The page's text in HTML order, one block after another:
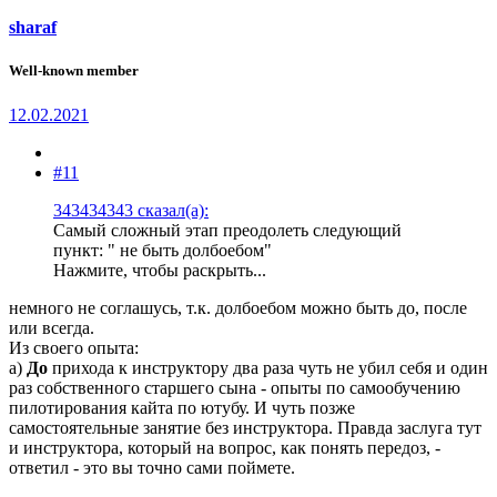
sharaf
Well-known member
12.02.2021
#11
343434343 сказал(а):
Самый сложный этап преодолеть следующий
пункт: " не быть долбоебом"
Нажмите, чтобы раскрыть...
немного не соглашусь, т.к. долбоебом можно быть до, после
или всегда.
Из своего опыта:
а) До прихода к инструктору два раза чуть не убил себя и один
раз собственного старшего сына - опыты по самообучению
пилотирования кайта по ютубу. И чуть позже
самостоятельные занятие без инструктора. Правда заслуга тут
и инструктора, который на вопрос, как понять передоз, -
ответил - это вы точно сами поймете.